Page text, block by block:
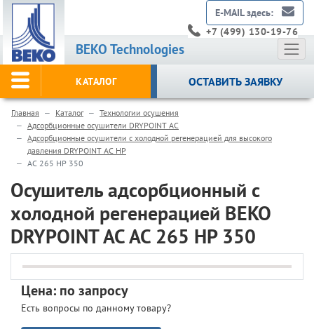
BEKO Technologies
E-MAIL здесь:
+7 (499) 130-19-76
КАТАЛОГ ОСТАВИТЬ ЗАЯВКУ
Главная Каталог
Технологии осушения
Адсорбционные осушители DRYPOINT AC
Адсорбционные осушители с холодной регенерацией для высокого
давления DRYPOINT AC HP
AC 265 HP 350
Осушитель адсорбционный с
холодной регенерацией BEKO
DRYPOINT AC AC 265 HP 350
Цена: по запросу
Есть вопросы по данному товару?